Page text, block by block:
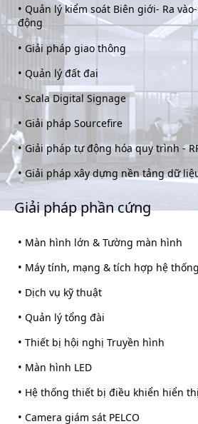
• Quản lý kiểm soát Biên giới- Ra
động
• Giải pháp giao thông
•Quản lý đất đai
•Scala Digital Signage
• Giải pháp Sourcefire
•Giải pháp tự động hóa quy trình -
•Giải pháp xây dựng nền tảng dữ
Giải pháp phần cứng
• Màn hình lớn & Tường màn hình
• Máy tính, mạng & tích hợp hệ thống
• Dịch vụ kỹ thuật
•Quản lý tổng đài
•Thiết bị hội nghị Truyền hình
• Màn hình LED
• Hệ thống thiết bị điều khiển hiển
•Camera giám sát PELCO